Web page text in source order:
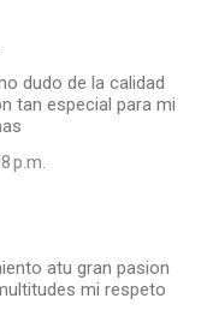
dudo de la calidad
tan especial para mi
p.m.
atu gran pasion
mi respeto